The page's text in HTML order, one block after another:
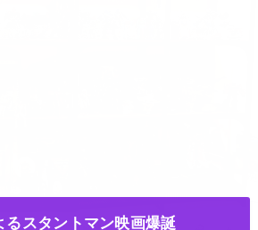
るスタントマン映画爆誕